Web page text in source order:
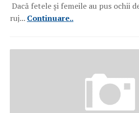
Dacă fetele și femeile au pus ochii
ruj... Continuare..